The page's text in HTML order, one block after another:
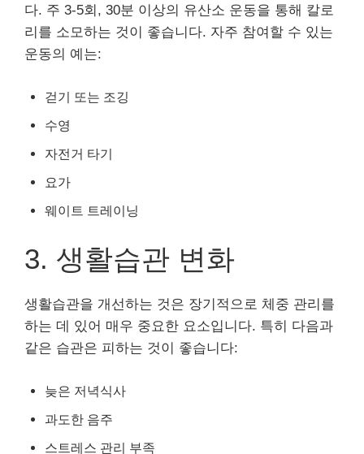
다. 주 3-5회, 30분 이상의 유산소 운동을 통해 칼로
리를 소모하는 것이 좋습니다. 자주 참여할 수 있는
운동의 예는:
걷기 또는 조깅
수영
자전거 타기
요가
웨이트 트레이닝
3. 생활습관 변화
생활습관을 개선하는 것은 장기적으로 체중 관리를
하는 데 있어 매우 중요한 요소입니다. 특히 다음과
같은 습관은 피하는 것이 좋습니다:
늦은 저녁식사
과도한 음주
스트레스 관리 부족